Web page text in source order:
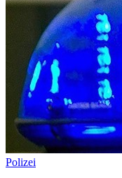
Polizei